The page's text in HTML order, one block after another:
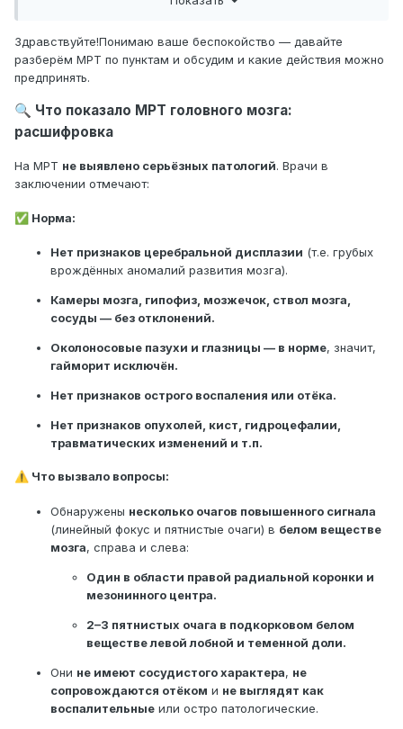
хочется расшифровать анализ.Если поможете,буду вам
благодарна!
(Без темы)
26 июня в 23:37
АвтоРусский
Тестирование проводилось с
SWAN, CUBE FLAIR и 3D-
полученные данные
Никаких признаков церебральной
диспластической аномалии не наблюдается.
Правая радиальная коронка и центр
линейный фокус повышенного
около 1 см, не
это показывает сосудистые признаки в
Здравствуйте!Понимаю ваше беспокойство — давайте
разберём МРТ по пунктам и обсудим и какие действия можно
предпринять.
🔍 Что показало МРТ головного мозга:
расшифровка
На МРТ не выявлено серьёзных патологий. Врачи в
заключении отмечают:
✅ Норма:
Нет признаков церебральной дисплазии (т.е. грубых
врождённых аномалий развития мозга).
Камеры мозга, гипофиз, мозжечок, ствол мозга,
сосуды — без отклонений.
Околоносовые пазухи и глазницы — в норме, значит,
гайморит исключён.
Нет признаков острого воспаления или отёка.
Нет признаков опухолей, кист, гидроцефалии,
травматических изменений и т.п.
⚠️ Что вызвало вопросы:
Обнаружены несколько очагов повышенного сигнала
(линейный фокус и пятнистые очаги) в белом веществе
мозга, справа и слева:
Один в области правой радиальной коронки и
мезонинного центра.
2–3 пятнистых очага в подкорковом белом
веществе левой лобной и теменной доли.
Они не имеют сосудистого характера, не
сопровождаются отёком и не выглядят как
воспалительные или остро патологические.